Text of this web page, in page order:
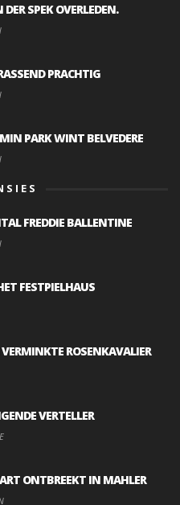
SPEK OVERLEDEN.
PRACHTIG
PARK WINT BELVEDERE
FREDDIE BALLENTINE
FESTPIELHAUS
ROSENKAVALIER
VERTELLER
ONTBREEKT IN MAHLER